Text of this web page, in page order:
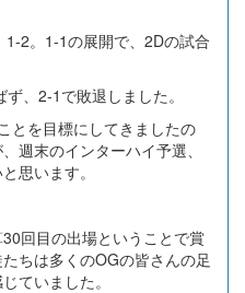
2。1-1の展開で、2Dの試合
、2-1で敗退しました。
とを目標にしてきましたの
週末のインターハイ予選、
思います。
回目の出場ということで賞
ちは多くのOGの皆さんの足
ていました。